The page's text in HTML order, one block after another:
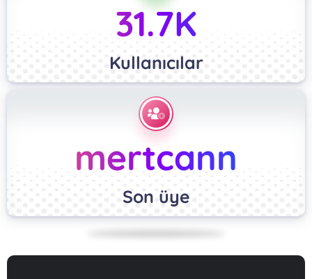
31.7K
Kullanıcılar
mertcann
Son üye